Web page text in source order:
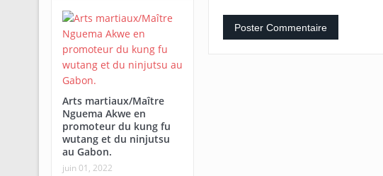
Arts martiaux/Maître
Nguema Akwe en
promoteur du kung fu
wutang et du ninjutsu
au Gabon.
juin 01, 2022